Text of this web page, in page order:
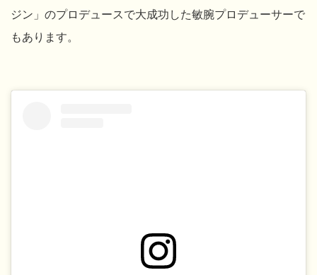
ジン」のプロデュースで大成功した敏腕プロデューサーで
もあります。